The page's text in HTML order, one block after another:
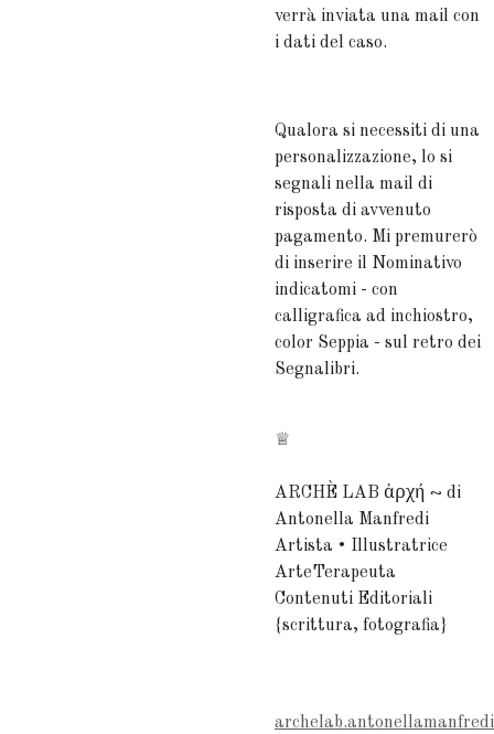
verrà inviata una mail con
i dati del caso.
Qualora si necessiti di una
personalizzazione, lo si
segnali nella mail di
risposta di avvenuto
pagamento. Mi premurerò
di inserire il Nominativo
indicatomi - con
calligrafica ad inchiostro,
color Seppia - sul retro dei
Segnalibri.
♕
ARCHÈ LAB ἀρχή ~ di
Antonella Manfredi
Artista • Illustratrice
ArteTerapeuta
Contenuti Editoriali
{scrittura, fotografia}